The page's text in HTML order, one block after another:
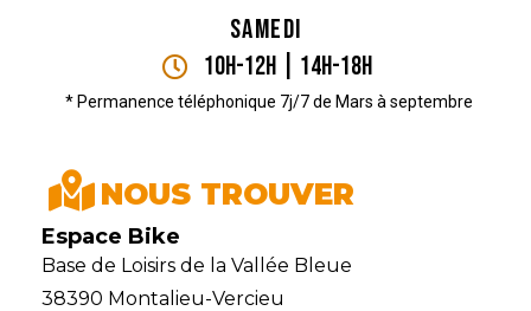
Samedi
10H-12H | 14H-18h
* Permanence téléphonique 7j/7 de Mars à septembre
NOUS TROUVER
Espace Bike
Base de Loisirs de la Vallée Bleue
38390 Montalieu-Vercieu